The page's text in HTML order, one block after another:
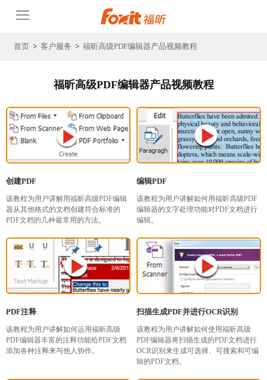
首页 >客户服务 >福昕高级PDF编辑器产品视频教程
福昕高级PDF编辑器产品视频教程
创建PDF
该教程为用户讲解用福昕高级PDF编辑
器从其他格式的文档创建符合标准的
PDF文档的几种最常用的方法。
编辑PDF
该教程为用户讲解如何用福昕高级PDF
编辑器的文字处理功能对PDF文档进行
编辑。
PDF注释
该教程为用户讲解如何运用福昕高级
PDF编辑器丰富的注释功能给PDF文档
添加各种注释来与他人协作。
扫描生成PDF并进行OCR识别
该教程为用户讲解如何使用福昕高级
PDF编辑器将扫描生成的PDF文档进行
OCR识别来生成可选择、可搜索和可编
辑的PDF文档。